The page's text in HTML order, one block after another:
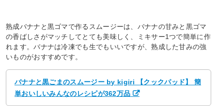
熟成バナナと黒ゴマで作るスムージーは、バナナの甘みと黒ゴマ
の香ばしさがマッチしてとても美味しく、ミキサー1つで簡単に作
れます。バナナは冷凍でも生でもいいですが、熟成した甘みの強
いものがおすすめです。
バナナと黒ごまのスムージー by kigiri 【クックパッド】 簡
単おいしいみんなのレシピが362万品